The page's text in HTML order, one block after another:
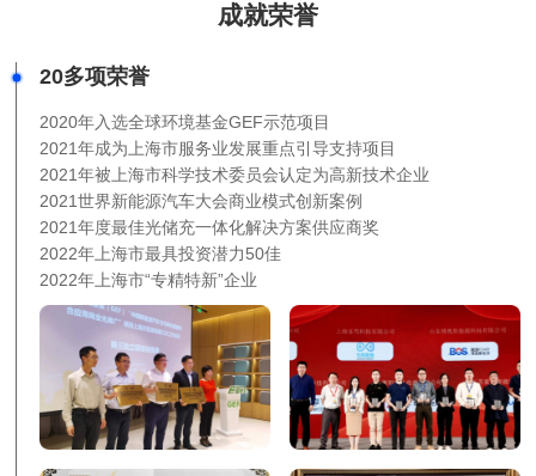
成就荣誉
20多项荣誉
2020年入选全球环境基金GEF示范项目
2021年成为上海市服务业发展重点引导支持项目
2021年被上海市科学技术委员会认定为高新技术企业
2021世界新能源汽车大会商业模式创新案例
2021年度最佳光储充一体化解决方案供应商奖
2022年上海市最具投资潜力50佳
2022年上海市“专精特新”企业